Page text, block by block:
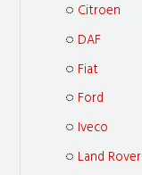
Citroen
DAF
Fiat
Ford
Iveco
Land Rover